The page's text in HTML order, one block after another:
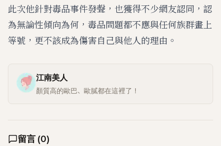
此次他針對毒品事件發聲，也獲得不少網友認同，認
為無論性傾向為何，毒品問題都不應與任何族群畫上
等號，更不該成為傷害自己與他人的理由。
江南美人
顏質高的歐巴、歐膩都在這裡了！
留言 (0)